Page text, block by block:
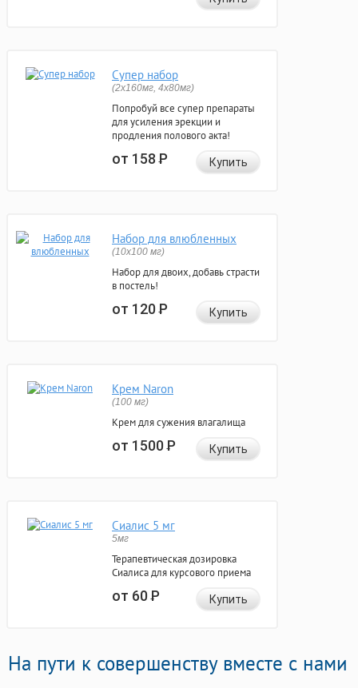
Супер набор
(2х160мг, 4х80мг)
Попробуй все супер препараты
для усиления эрекции и
продления полового акта!
от 158Р Купить
Набор для влюбленных
(10х100 мг)
Набор для двоих, добавь страсти
в постель!
от 120Р Купить
Крем Naron
(100 мг)
Крем для сужения влагалища
от 1500Р Купить
Сиалис 5 мг
5мг
Терапевтическая дозировка
Сиалиса для курсового приема
от 60Р Купить
На пути к совершенству вместе с нами